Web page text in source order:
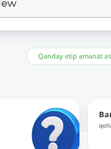
Qanday etip amanat